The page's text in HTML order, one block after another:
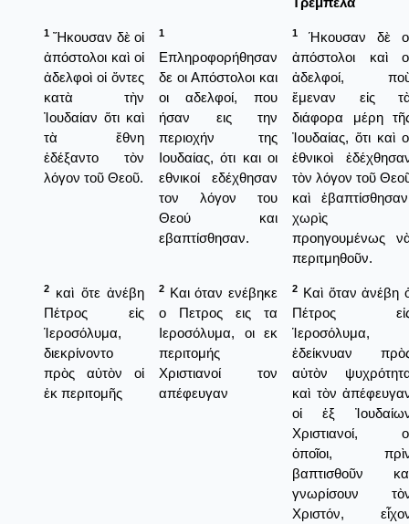
1 Ἤκουσαν δὲ οἱ
ἀπόστολοι καὶ οἱ
ἀδελφοὶ οἱ ὄντες
κατὰ τὴν
Ἰουδαίαν ὅτι καὶ
τὰ ἔθνη
ἐδέξαντο τὸν
λόγον τοῦ Θεοῦ.
1
Επληροφορήθησαν
δε οι Απόστολοι και
οι αδελφοί, που
ήσαν εις την
περιοχήν της
Ιουδαίας, ότι και οι
εθνικοί εδέχθησαν
τον λόγον του
Θεού και
εβαπτίσθησαν.
1
Ήκουσαν δὲ
ἀπόστολοι καὶ
ἀδελφοί,
ἔμεναν εἱς
διάφορα μέρη
Ἰουδαίας, ὅτι καὶ
ἐθνικοὶ
τὸν λόγον τοῦ
καὶ
χωρὶς
προηγουμένως
περιτμηθοῦν.
2
καὶ ὅτε ἀνέβη
Πέτρος εἰς
Ἱεροσόλυμα,
διεκρίνοντο
πρὸς αὐτὸν οἱ
ἐκ περιτομῆς
2 Και όταν ενέβηκε
ο Πετρος εις τα
Ιεροσόλυμα, οι εκ
περιτομής
Χριστιανοί τον
απέφευγαν
2 Καὶ ὅταν ἀνέβη
Πέτρος
Ἱεροσόλυμα,
ἐδείκνυαν
αὐτὸν
καὶ τὸν
οἱ ἐξ
Χριστιανοί,
ὁποῖοι,
βαπτισθοῦν
γνωρίσουν
Χριστόν,